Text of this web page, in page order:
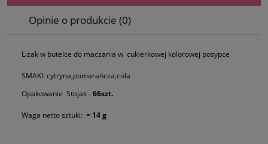
Opinie o produkcie (0)
Lizak w butelce do maczania w cukierkowej kolorowej posypce
SMAKI: cytryna,pomarańcza,cola
Opakowanie Stojak -66szt.
Waga netto sztuki: = 14 g